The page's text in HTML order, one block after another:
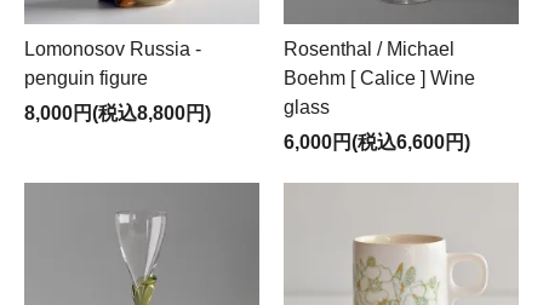
Lomonosov Russia -
penguin figure
8,000円(税込8,800円)
Rosenthal / Michael
Boehm [ Calice ] Wine
glass
6,000円(税込6,600円)